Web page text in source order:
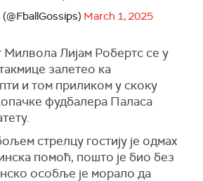
March 1, 2025
Милвола Лијам Робертс се у
залетео ка
и том приликом у скоку
фудбалера Паласа
стрелцу гостију је одмах
помоћ, пошто је био без
особље је морало да